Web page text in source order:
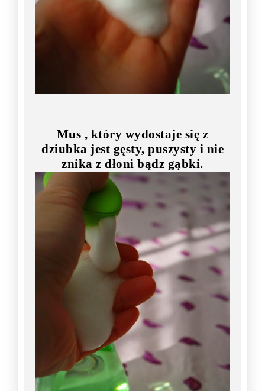
Mus , który wydostaje się z
dziubka jest gęsty, puszysty i nie
znika z dłoni bądz gąbki.